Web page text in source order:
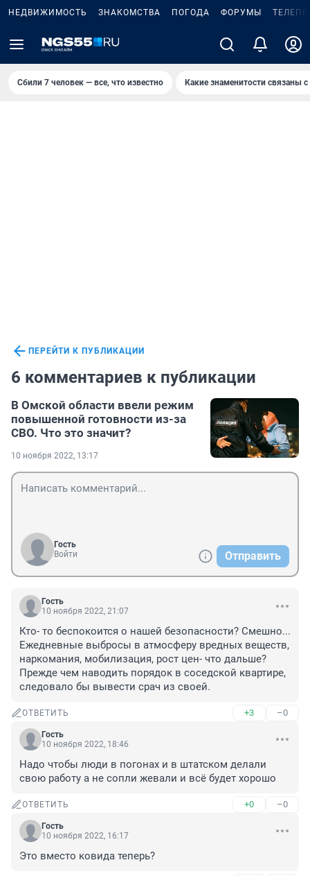
НЕДВИЖИМОСТЬ ЗНАКОМСТВА ПОГОДА ФОРУМЫ
Сбили 7 человек — все, что известно Какие знаменитости связаны
ПЕРЕЙТИ К ПУБЛИКАЦИИ
6 комментариев к публикации
В Омской области ввели режим
повышенной готовности из-за
СВО. Что это значит?
10 ноября 2022, 13:17
Гость
Войти
Отправить
Гость
10 ноября 2022, 21:07
Кто- то беспокоится о нашей безопасности? Смешно...
Ежедневные выбросы в атмосферу вредных веществ,
наркомания, мобилизация, рост цен- что дальше?
Прежде чем наводить порядок в соседской квартире,
следовало бы вывести срач из своей.
ОТВЕТИТЬ +3 –0
Гость
10 ноября 2022, 18:46
Надо чтобы люди в погонах и в штатском делали
свою работу а не сопли жевали и всё будет хорошо
ОТВЕТИТЬ +0 –0
Гость
10 ноября 2022, 16:17
Это вместо ковида теперь?